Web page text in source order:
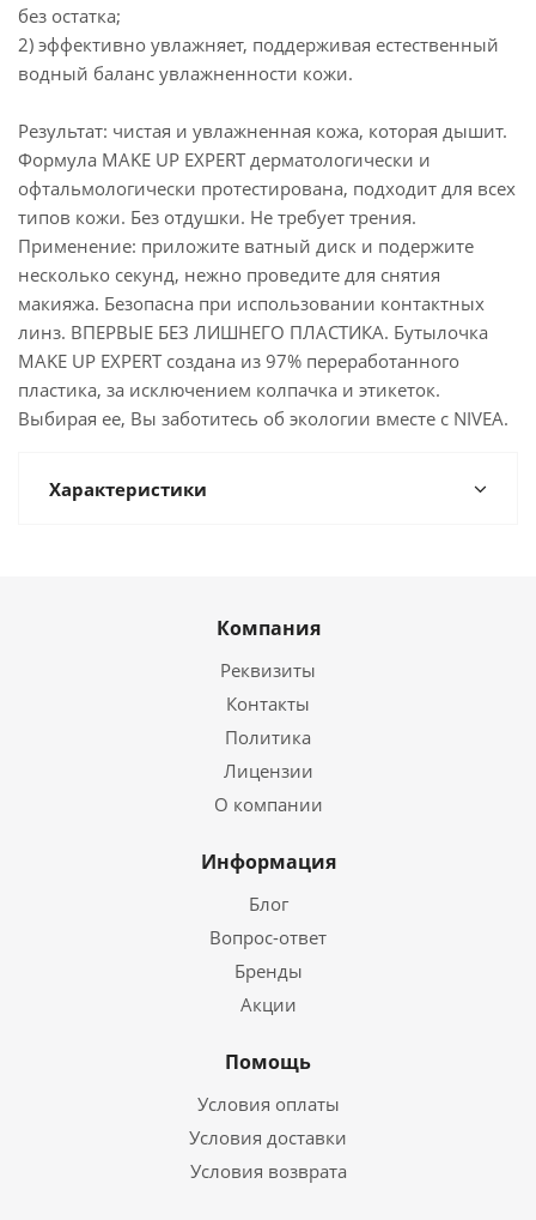
без остатка;
2) эффективно увлажняет, поддерживая естественный
водный баланс увлажненности кожи.
Результат: чистая и увлажненная кожа, которая дышит.
Формула MAKE UP EXPERT дерматологически и
офтальмологически протестирована, подходит для всех
типов кожи. Без отдушки. Не требует трения.
Применение: приложите ватный диск и подержите
несколько секунд, нежно проведите для снятия
макияжа. Безопасна при использовании контактных
линз. ВПЕРВЫЕ БЕЗ ЛИШНЕГО ПЛАСТИКА. Бутылочка
MAKE UP EXPERT создана из 97% переработанного
пластика, за исключением колпачка и этикеток.
Выбирая ее, Вы заботитесь об экологии вместе с NIVEA.
Характеристики
Компания
Реквизиты
Контакты
Политика
Лицензии
О компании
Информация
Блог
Вопрос-ответ
Бренды
Акции
Помощь
Условия оплаты
Условия доставки
Условия возврата